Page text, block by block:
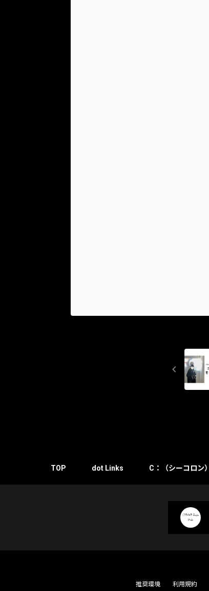
TOP dot Links C：（シーコロン）
推奨環境 利用規約